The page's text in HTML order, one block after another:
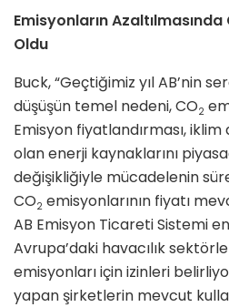
Emisyonların Azaltılmasında
Oldu
Buck, “Geçtiğimiz yıl AB’nin
düşüşün temel nedeni, CO2
Emisyon fiyatlandırması,
olan enerji kaynaklarını
değişikliğiyle mücadelenin
CO2 emisyonlarının fiyatı
AB Emisyon Ticareti Sistemi
Avrupa’daki havacılık
emisyonları için izinleri
yapan şirketlerin mevcut